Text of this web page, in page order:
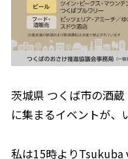
茨城県 つくば市の酒
に集まるイベントが、
私は15時よりTsukuba